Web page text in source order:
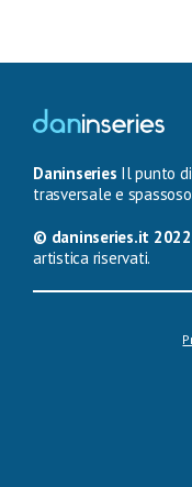
Daninseries Il punto
trasversale e
© daninseries.it
artistica riservati.